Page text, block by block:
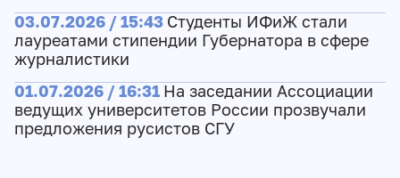
03.07.2026 / 15:43 Студенты ИФиЖ стали
лауреатами стипендии Губернатора в сфере
журналистики
01.07.2026 / 16:31 На заседании Ассоциации
ведущих университетов России прозвучали
предложения русистов СГУ